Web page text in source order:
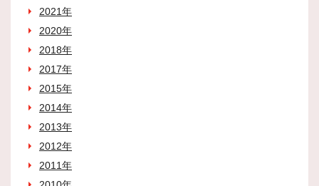
2021年
2020年
2018年
2017年
2015年
2014年
2013年
2012年
2011年